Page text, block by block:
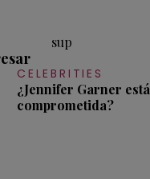
sup
CELEBRITIES
¿Jennifer Garner está
comprometida?